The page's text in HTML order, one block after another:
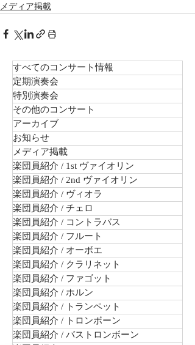
メディア掲載
すべてのコンサート情報
定期演奏会
特別演奏会
その他のコンサート
アーカイブ
お知らせ
メディア掲載
楽団員紹介 / 1st ヴァイオリン
楽団員紹介 / 2nd ヴァイオリン
楽団員紹介 / ヴィオラ
楽団員紹介 / チェロ
楽団員紹介 / コントラバス
楽団員紹介 / フルート
楽団員紹介 / オーボエ
楽団員紹介 / クラリネット
楽団員紹介 / ファゴット
楽団員紹介 / ホルン
楽団員紹介 / トランペット
楽団員紹介 / トロンボーン
楽団員紹介 / バストロンボーン